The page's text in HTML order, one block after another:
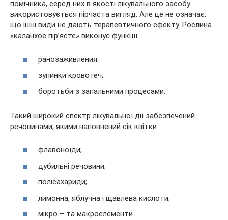
помічника, серед них в якості лікувального засобу
використовується пірчаста вигляд. Але це не означає,
що інші види не дають терапевтичного ефекту. Рослина
«каланхое пір’ясте» виконує функції:
ранозаживления;
зупинки кровотеч;
боротьби з запальними процесами.
Такий широкий спектр лікувальної дії забезпечений
речовинами, якими наповнений сік квітки:
флавоноїди;
дубильні речовини;
полісахариди;
лимонна, яблучна і щавлева кислоти;
мікро – та макроелементи.